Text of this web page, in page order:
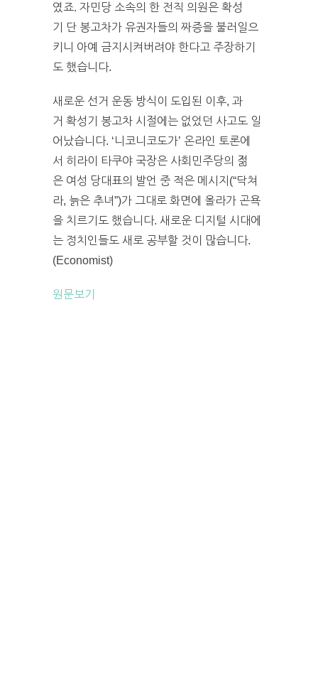
였죠. 자민당 소속의 한 전직 의원은 확성
기 단 봉고차가 유권자들의 짜증을 불러일으
키니 아예 금지시켜버려야 한다고 주장하기
도 했습니다.
새로운 선거 운동 방식이 도입된 이후, 과
거 확성기 봉고차 시절에는 없었던 사고도 일
어났습니다. ‘니코니코도가’ 온라인 토론에
서 히라이 타쿠야 국장은 사회민주당의 젊
은 여성 당대표의 발언 중 적은 메시지(“닥쳐
라, 늙은 추녀”)가 그대로 화면에 올라가 곤욕
을 치르기도 했습니다. 새로운 디지털 시대에
는 정치인들도 새로 공부할 것이 많습니다.
(Economist)
원문보기